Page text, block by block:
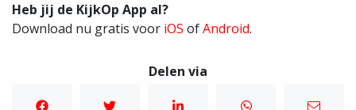
Heb jij de KijkOp App al?
Download nu gratis voor iOS ofAndroid.
Delen via